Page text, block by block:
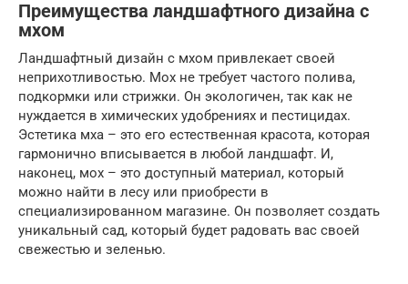
Преимущества ландшафтного дизайна с
мхом
Ландшафтный дизайн с мхом привлекает своей
неприхотливостью. Мох не требует частого полива,
подкормки или стрижки. Он экологичен, так как не
нуждается в химических удобрениях и пестицидах.
Эстетика мха – это его естественная красота, которая
гармонично вписывается в любой ландшафт. И,
наконец, мох – это доступный материал, который
можно найти в лесу или приобрести в
специализированном магазине. Он позволяет создать
уникальный сад, который будет радовать вас своей
свежестью и зеленью.